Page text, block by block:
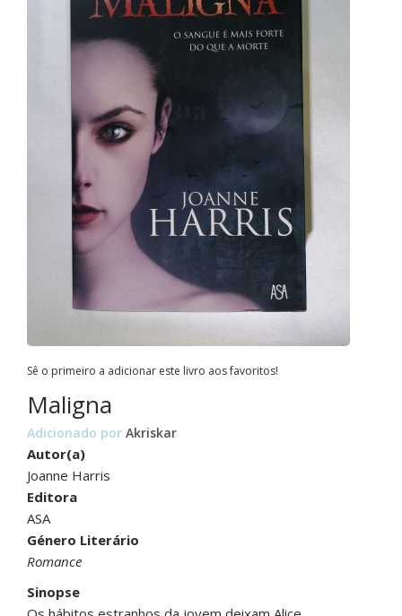
Sê o primeiro a adicionar este livro aos favoritos!
Maligna
Adicionado por Akriskar
Autor(a)
Joanne Harris
Editora
ASA
Género Literário
Romance
Sinopse